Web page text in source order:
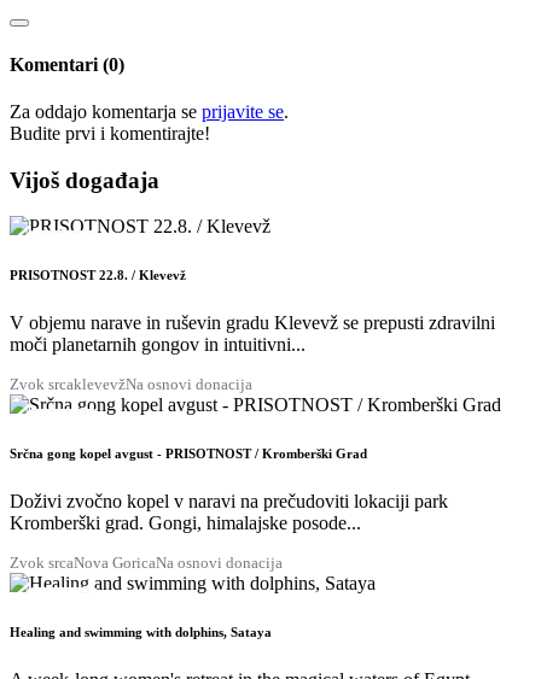
Komentari (0)
Za oddajo komentarja se prijavite se.
Budite prvi i ​​komentirajte!
Vijoš događaja
KOL
PRISOTNOST 22.8. / Klevevž
V objemu narave in ruševin gradu Klevevž se prepusti zdravilni
moči planetarnih gongov in intuitivni...
Zvok srcaklevevžNa osnovi donacija
Srčna gong kopel avgust - PRISOTNOST / Kromberški Grad
Doživi zvočno kopel v naravi na prečudoviti lokaciji park
Kromberški grad. Gongi, himalajske posode...
Zvok srcaNova GoricaNa osnovi donacija
KOL
Healing and swimming with dolphins, Sataya